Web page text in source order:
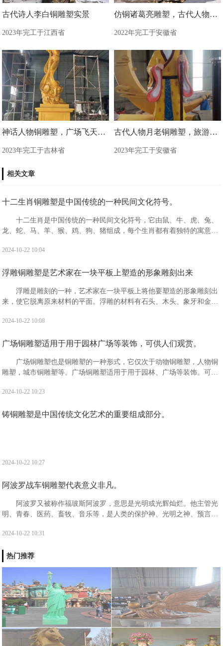
古代诗人李白铜雕塑实景
2023年完工于江西省
仿铜诸葛亮雕塑，古代人物雕塑
2022年完工于安徽省
神话人物铜雕塑，广场飞天铜雕塑制造商
2023年完工于吉林省
古代人物月老铜雕塑，旅游区景观雕塑
2023年完工于安徽省
相关文章
十二生肖铜雕塑是中国传统的一种民间文化符号。
十二生肖是中国传统的一种民间文化符号，它由鼠、牛、虎、兔、
龙、蛇、马、羊、猴、鸡、狗、猪组成，每个生肖都有着独特的寓意和
子孙繁衍，家业兴旺的象征。有生生不息，繁盛不衰之吉祥寓意。
2024-10-22 10:04
浮雕铜雕塑是艺术家在一块平板上塑造的形象雕刻出来
浮雕是雕刻的一种，艺术家在一块平板上将他要塑造的形象雕刻出
来，使它脱离原来材料的平面。浮雕的材料有石头、木头、象牙和金属
时也指表现形式。
2024-10-22 10:08
广场铜雕塑适用于用于园林广场等装饰，可供人们观赏。
广场铜雕塑也是铜雕塑的一种形式，它仅次于动物铜雕塑，人物铜
雕塑，城市铜雕塑等。广场铜雕塑适用于用于园林、广场等装饰。可供
2024-10-22 10:23
铸铜雕塑是中国传统文化艺术的重要组成部分。
2024-10-22 10:27
阿波罗战车铜雕塑代表意义非凡。
阿波罗又被称作福玻斯阿波罗，意思是光明或光辉灿烂。他主管光
明、青春、医药、畜牧、音乐等，是人类的保护神、光明之神、预言之
斯特利亚的一座浮岛提洛岛之上。
2024-10-22 10:31
热门推荐